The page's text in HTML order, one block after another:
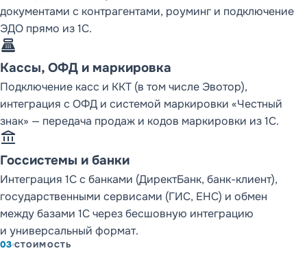
документами с контрагентами, роуминг и подключение
ЭДО прямо из 1С.
point_of_sale
Кассы, ОФД и маркировка
Подключение касс и ККТ (в том числе Эвотор),
интеграция с ОФД и системой маркировки «Честный
знак» — передача продаж и кодов маркировки из 1С.
account_balance
Госсистемы и банки
Интеграция 1С с банками (ДиректБанк, банк-клиент),
государственными сервисами (ГИС, ЕНС) и обмен
между базами 1С через бесшовную интеграцию
и универсальный формат.
03 СТОИМОСТЬ